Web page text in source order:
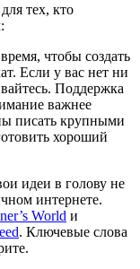
тех, кто
чтобы создать
Если у вас нет ни
Поддержка
важнее
писать крупными
хороший
идеи в голову не
интернете.
World и
. Ключевые слова